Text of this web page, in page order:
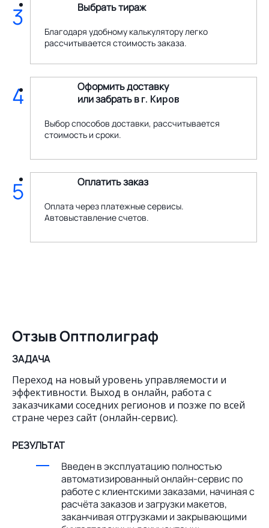
Выбрать тираж
Благодаря удобному калькулятору легко
рассчитывается стоимость заказа.
3
Оформить доставку
или забрать вг. Киров
Выбор способов доставки, рассчитывается
стоимость и сроки.
4
Оплатить заказ
Оплата через платежные сервисы.
Автовыставление счетов.
5
Отзыв Оптполиграф
ЗАДАЧА
Переход на новый уровень управляемости и
эффективности. Выход в онлайн, работа с
заказчиками соседних регионов и позже по всей
стране через сайт (онлайн-сервис).
РЕЗУЛЬТАТ
Введен в эксплуатацию полностью
автоматизированный онлайн-сервис по
работе с клиентскими заказами, начиная с
расчёта заказов и загрузки макетов,
заканчивая отгрузками и закрывающими